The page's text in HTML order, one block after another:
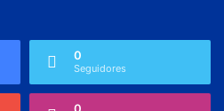
0
Seguidores